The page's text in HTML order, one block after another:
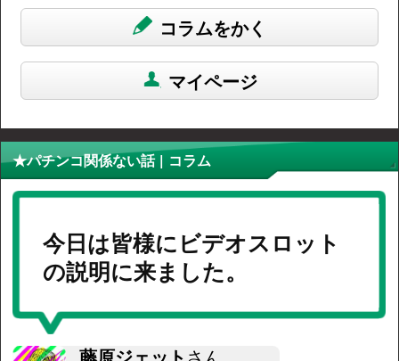
コラムをかく
マイページ
★パチンコ関係ない話 | コラム
今日は皆様にビデオスロット
の説明に来ました。